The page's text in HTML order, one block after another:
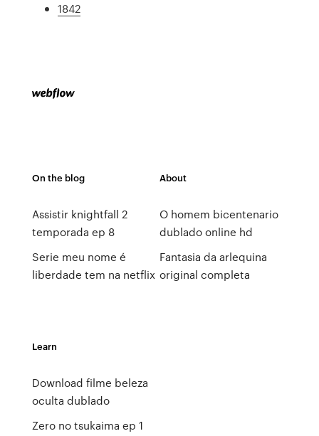
1842
On the blog
Assistir knightfall 2
temporada ep 8
Serie meu nome é
liberdade tem na netflix
About
O homem bicentenario
dublado online hd
Fantasia da arlequina
original completa
Learn
Download filme beleza
oculta dublado
Zero no tsukaima ep 1